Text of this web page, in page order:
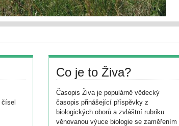
Co je to Živa?
Časopis Živa je populárně vědecký
časopis přinášející příspěvky z
biologických oborů a zvláštní rubriku
věnovanou výuce biologie se zaměřením